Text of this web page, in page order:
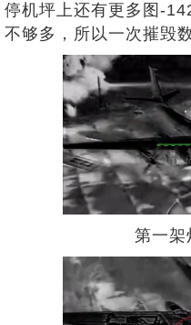
停机坪上还有更多图-
不够多，所以一次摧毁
第一架